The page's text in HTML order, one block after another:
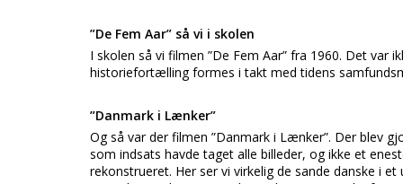
”De Fem Aar” så vi i skolen
I skolen så vi filmen ”De Fem Aar” fra 1960. Det var
historiefortælling formes i takt med tidens
”Danmark i Lænker”
Og så var der filmen ”Danmark i Lænker”. Der blev
som indsats havde taget alle billeder, og ikke et
rekonstrueret. Her ser vi virkelig de sande danske i